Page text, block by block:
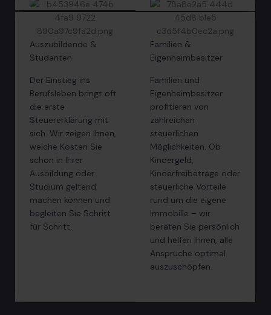
Auszubildende &
Studenten
Der Einstieg ins
Berufsleben bringt oft
die erste
Steuererklärung mit
sich. Wir zeigen Ihnen,
welche Kosten Sie
schon in Ihrer
Ausbildung oder
Studium geltend
machen können und
begleiten Sie Schritt
für Schritt.
Familien &
Eigenheimbesitzer
Familien und
Eigenheimbesitzer
profitieren von
zahlreichen
steuerlichen
Möglichkeiten. Ob
Kindergeld,
Kinderfreibeträge oder
steuerliche Vorteile
rund um die eigene
Immobilie – wir
beraten Sie persönlich
und helfen Ihnen, alle
Ansprüche optimal
auszuschöpfen.